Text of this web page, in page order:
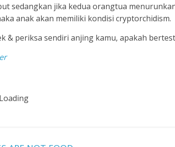
sedangkan jika kedua orangtua
anak akan memiliki kondisi cryptorchidism.
& periksa sendiri anjing kamu, apakah